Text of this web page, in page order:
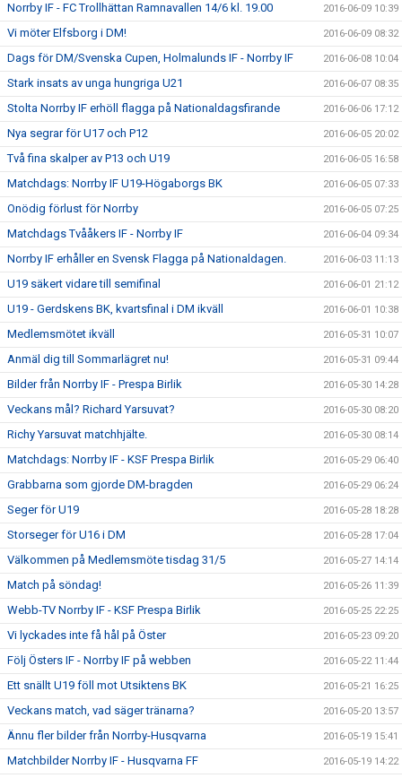
Norrby IF - FC Trollhättan Ramnavallen 14/6 kl. 19.00 2016-06-09 10:39
Vi möter Elfsborg i DM! 2016-06-09 08:32
Dags för DM/Svenska Cupen, Holmalunds IF - Norrby IF 2016-06-08 10:04
Stark insats av unga hungriga U21 2016-06-07 08:35
Stolta Norrby IF erhöll flagga på Nationaldagsfirande 2016-06-06 17:12
Nya segrar för U17 och P12 2016-06-05 20:02
Två fina skalper av P13 och U19 2016-06-05 16:58
Matchdags: Norrby IF U19-Högaborgs BK 2016-06-05 07:33
Onödig förlust för Norrby 2016-06-05 07:25
Matchdags Tvååkers IF - Norrby IF 2016-06-04 09:34
Norrby IF erhåller en Svensk Flagga på Nationaldagen. 2016-06-03 11:13
U19 säkert vidare till semifinal 2016-06-01 21:12
U19 - Gerdskens BK, kvartsfinal i DM ikväll 2016-06-01 10:38
Medlemsmötet ikväll 2016-05-31 10:07
Anmäl dig till Sommarlägret nu! 2016-05-31 09:44
Bilder från Norrby IF - Prespa Birlik 2016-05-30 14:28
Veckans mål? Richard Yarsuvat? 2016-05-30 08:20
Richy Yarsuvat matchhjälte. 2016-05-30 08:14
Matchdags: Norrby IF - KSF Prespa Birlik 2016-05-29 06:40
Grabbarna som gjorde DM-bragden 2016-05-29 06:24
Seger för U19 2016-05-28 18:28
Storseger för U16 i DM 2016-05-28 17:04
Välkommen på Medlemsmöte tisdag 31/5 2016-05-27 14:14
Match på söndag! 2016-05-26 11:39
Webb-TV Norrby IF - KSF Prespa Birlik 2016-05-25 22:25
Vi lyckades inte få hål på Öster 2016-05-23 09:20
Följ Östers IF - Norrby IF på webben 2016-05-22 11:44
Ett snällt U19 föll mot Utsiktens BK 2016-05-21 16:25
Veckans match, vad säger tränarna? 2016-05-20 13:57
Ännu fler bilder från Norrby-Husqvarna 2016-05-19 15:41
Matchbilder Norrby IF - Husqvarna FF 2016-05-19 14:22